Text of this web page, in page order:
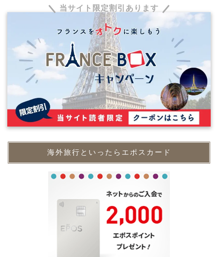
当サイト限定割引あります
海外旅行といったらエポスカード